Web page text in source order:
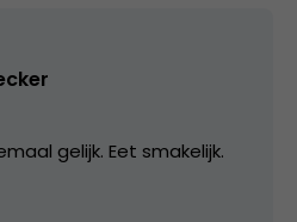
gelijk. Eet smakelijk.